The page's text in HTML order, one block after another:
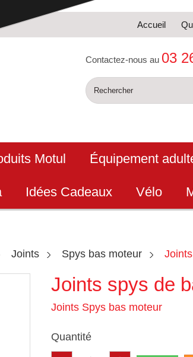
Accueil
Contactez-nous au 03
Motul Équipement
Idées Cadeaux Vélo
Joints Spys bas moteur
Joints spys de
Joints Spys bas moteur
Quantité